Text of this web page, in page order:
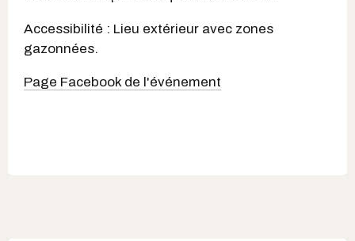
Accessibilité : Lieu extérieur avec zones
gazonnées.
Page Facebook de l'événement